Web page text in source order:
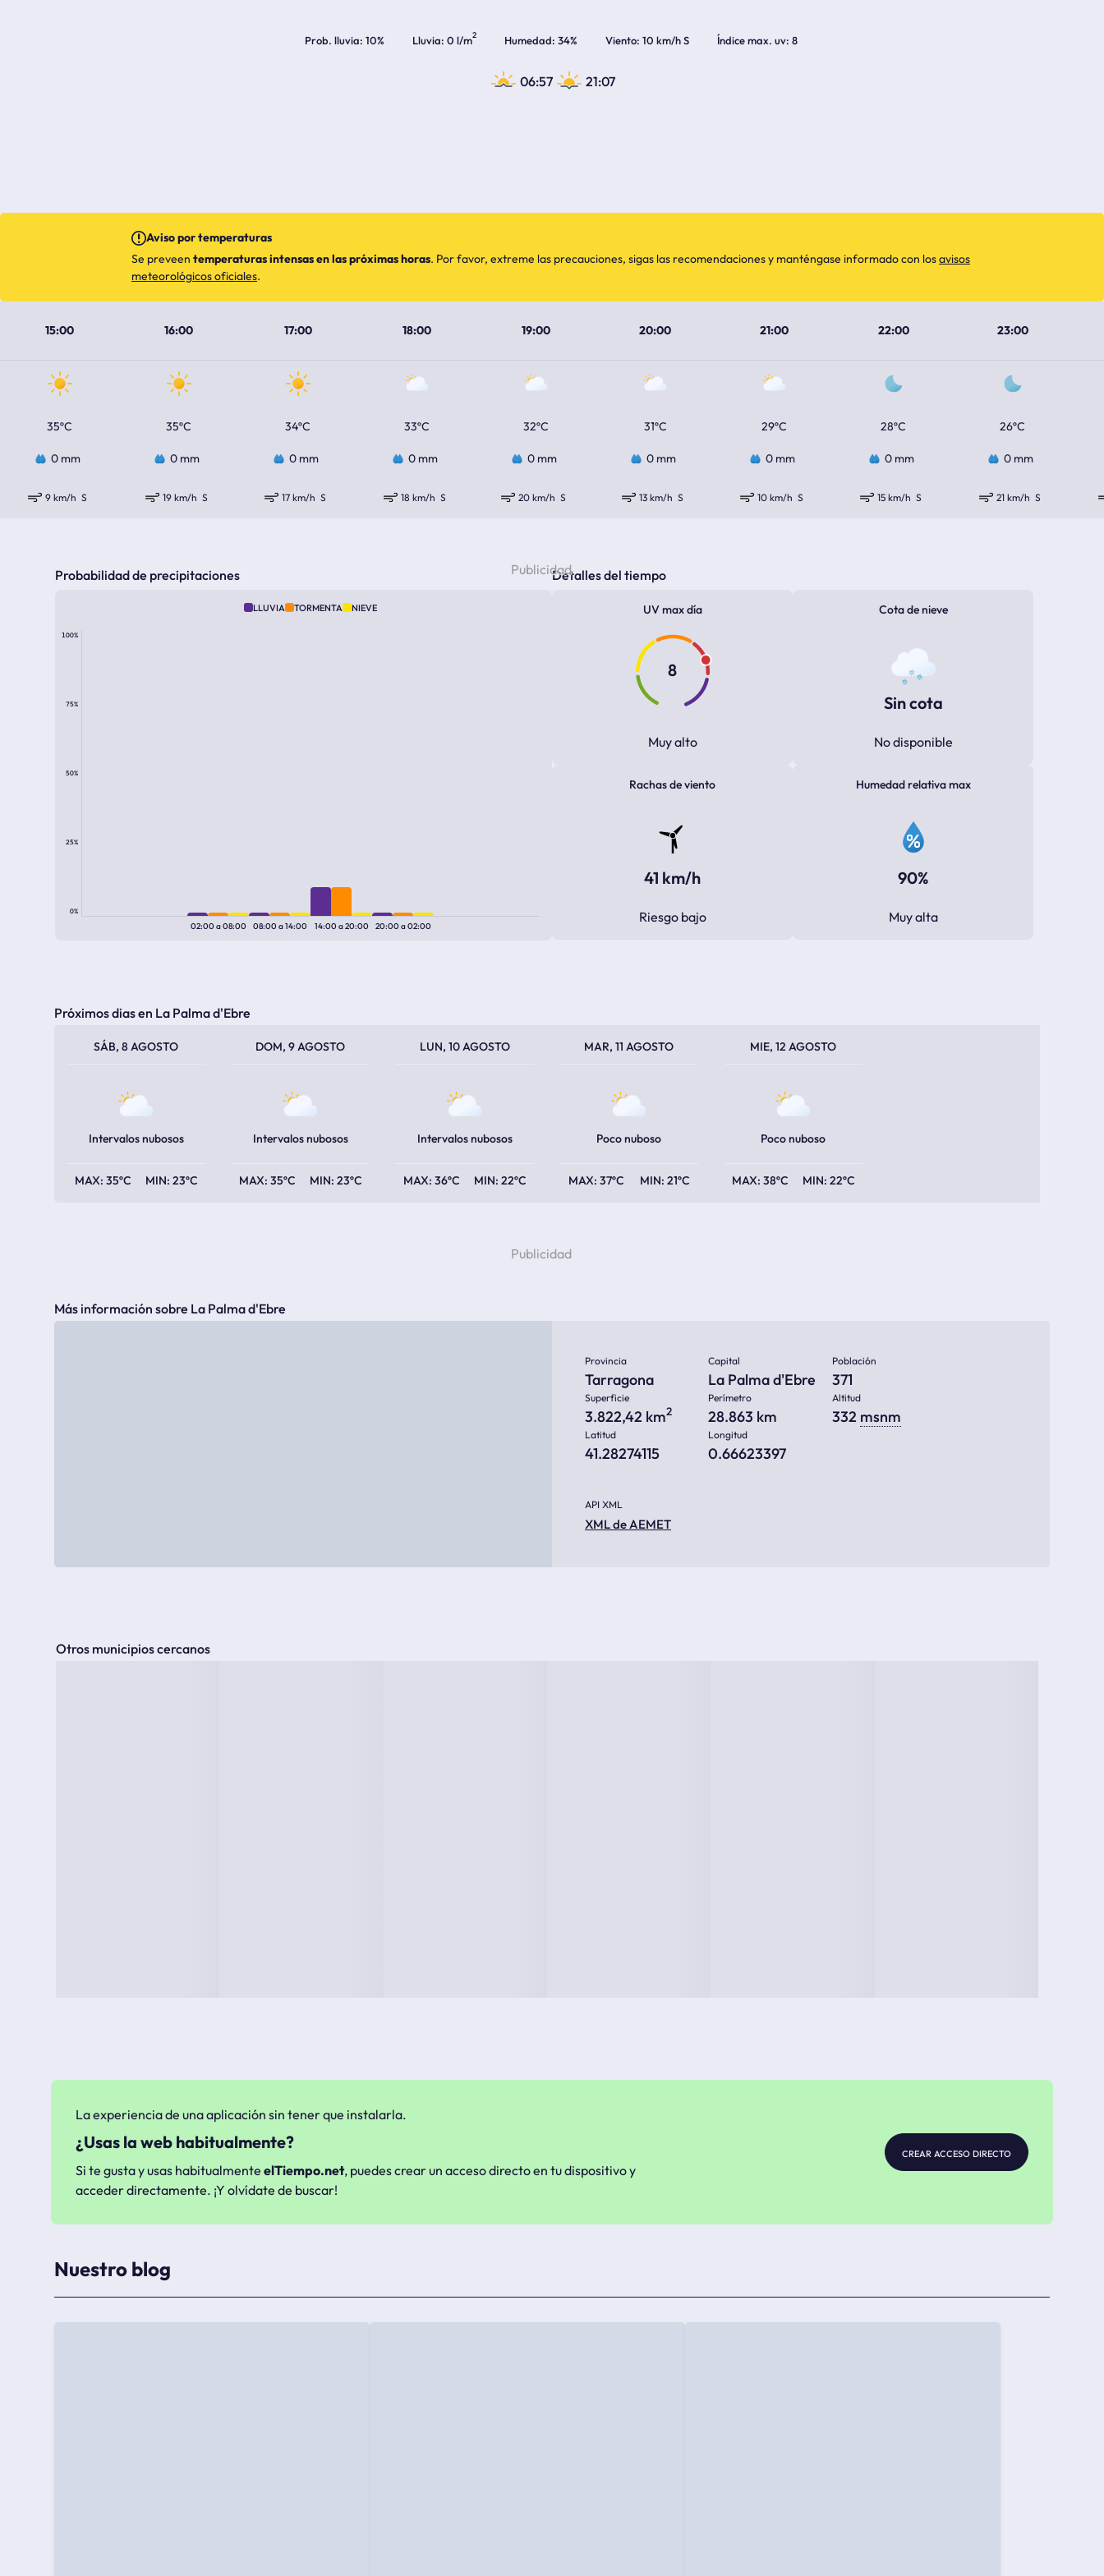
Prob. lluvia 10% Lluvia 0 l/m2 Humedad 34% Viento 10 km/h S Índice max. uv 8
06:57 21:07
15:00 16:00 17:00 18:00 19:00 20:00 21:00 22:00 23:00
35ºC 35ºC 34ºC 33ºC 32ºC 31ºC 29ºC 28ºC 26ºC
0 mm 0 mm 0 mm 0 mm 0 mm 0 mm 0 mm 0 mm 0 mm
9 km/h S 19 km/h S 17 km/h S 18 km/h S 20 km/h S 13 km/h S 10 km/h S 15 km/h S 21 km/h S
Aviso por temperaturas
Se preveen temperaturas intensas en las próximas horas. Por favor, extreme las precauciones, sigas las recomendaciones y manténgase informado con losavisos
meteorológicos oficiales.
Probabilidad de precipitaciones
LLUVIA TORMENTA NIEVE
100%
75%
50%
25%
0%
02:00a08:00 08:00a14:00 14:00a20:00 20:00a02:00
Detalles del tiempo
UV max día
8
Muy alto
Cota de nieve
Sin cota
No disponible
Rachas de viento
41 km/h
Riesgo bajo
Humedad relativa max
90%
Muy alta
Próximos dias en La Palma d'Ebre
SÁB, 8 AGOSTO
Intervalos nubosos
35ºC 23ºC
DOM, 9 AGOSTO
Intervalos nubosos
35ºC 23ºC
LUN, 10 AGOSTO
Intervalos nubosos
36ºC 22ºC
MAR, 11 AGOSTO
Poco nuboso
37ºC 21ºC
MIE, 12 AGOSTO
Poco nuboso
38ºC 22ºC
Más información sobre La Palma d'Ebre
Provincia
Tarragona
Capital
La Palma d'Ebre
Población
371
Superficie
3.822,42 km2
Perímetro
28.863 km
Altitud
332 msnm
Latitud
41.28274115
Longitud
0.66623397
API XML
XML de AEMET
Otros municipios cercanos
La experiencia de una aplicación sin tener que instalarla.
¿Usas la web habitualmente?
Si te gusta y usas habitualmente elTiempo.net, puedes crear un acceso directo en tu dispositivo y
acceder directamente. ¡Y olvídate de buscar!
crear acceso directo
Nuestro blog